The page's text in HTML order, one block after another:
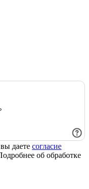
даете согласие
об обработке